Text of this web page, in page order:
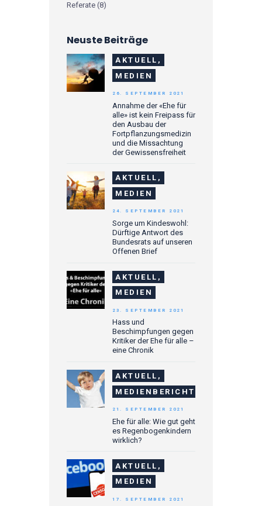
Referate (8)
Neuste Beiträge
AKTUELL,
MEDIEN
Annahme der «Ehe für
alle» ist kein Freipass für
den Ausbau der
Fortpflanzungsmedizin
und die Missachtung
der Gewissensfreiheit
26. SEPTEMBER 2021
AKTUELL,
MEDIEN
Sorge um Kindeswohl:
Dürftige Antwort des
Bundesrats auf unseren
Offenen Brief
24. SEPTEMBER 2021
AKTUELL,
MEDIEN
Hass und
Beschimpfungen gegen
Kritiker der Ehe für alle –
eine Chronik
23. SEPTEMBER 2021
AKTUELL,
MEDIENBERICHTE
Ehe für alle: Wie gut geht
es Regenbogenkindern
wirklich?
21. SEPTEMBER 2021
AKTUELL,
MEDIEN
17. SEPTEMBER 2021